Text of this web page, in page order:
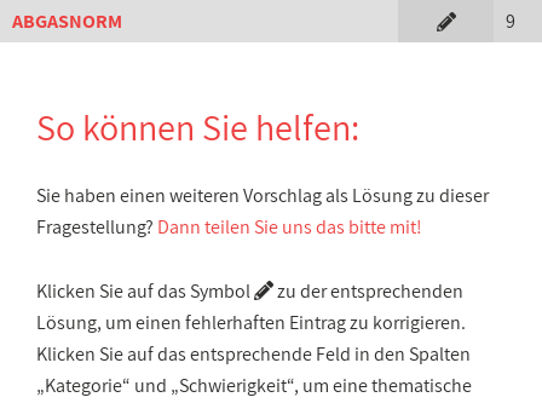
ABGASNORM
9
So können Sie helfen:
Sie haben einen weiteren Vorschlag als Lösung zu dieser
Fragestellung? Dann teilen Sie uns das bitte mit!
Klicken Sie auf das Symbol
zu der entsprechenden
Lösung, um einen fehlerhaften Eintrag zu korrigieren.
Klicken Sie auf das entsprechende Feld in den Spalten
„Kategorie“ und „Schwierigkeit“, um eine thematische